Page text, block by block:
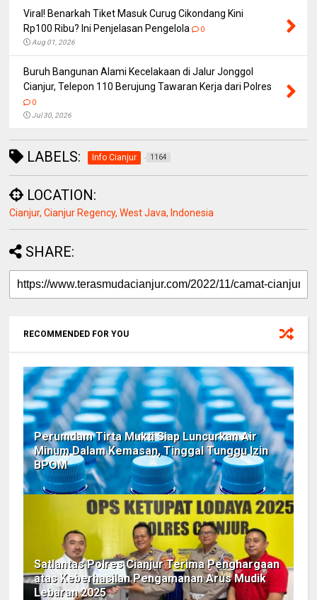
Viral! Benarkah Tiket Masuk Curug Cikondang Kini
Rp100 Ribu? Ini Penjelasan Pengelola
0
Aug 01, 2026
Buruh Bangunan Alami Kecelakaan di Jalur Jonggol
Cianjur, Telepon 110 Berujung Tawaran Kerja dari Polres
0
Jul 30, 2026
LABELS: Info Cianjur 1164
LOCATION:
Cianjur, Cianjur Regency, West Java, Indonesia
SHARE:
RECOMMENDED FOR YOU
Perumdam Tirta Mukti Siap Luncurkan Air
Minum Dalam Kemasan, Tinggal Tunggu Izin
BPOM
Satlantas Polres Cianjur Terima Penghargaan
atas Keberhasilan Pengamanan Arus Mudik
Lebaran 2025